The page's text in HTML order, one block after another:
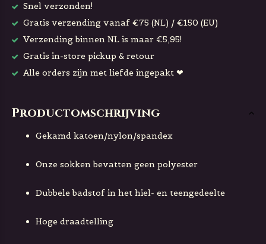
Snel verzonden!
Gratis verzending vanaf €75 (NL) / €150 (EU)
Verzending binnen NL is maar €5,95!
Gratis in-store pickup & retour
Alle orders zijn met liefde ingepakt ❤
Productomschrijving
Gekamd katoen/nylon/spandex
Onze sokken bevatten geen polyester
Dubbele badstof in het hiel- en teengedeelte
Hoge draadtelling